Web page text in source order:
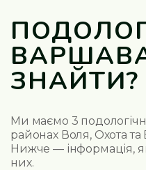
ЗНАЙТИ?
Ми маємо 3
районах Воля, Охота
Нижче — інформація,
них.